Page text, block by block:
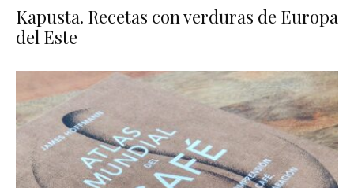
Kapusta. Recetas con verduras de Europa
del Este